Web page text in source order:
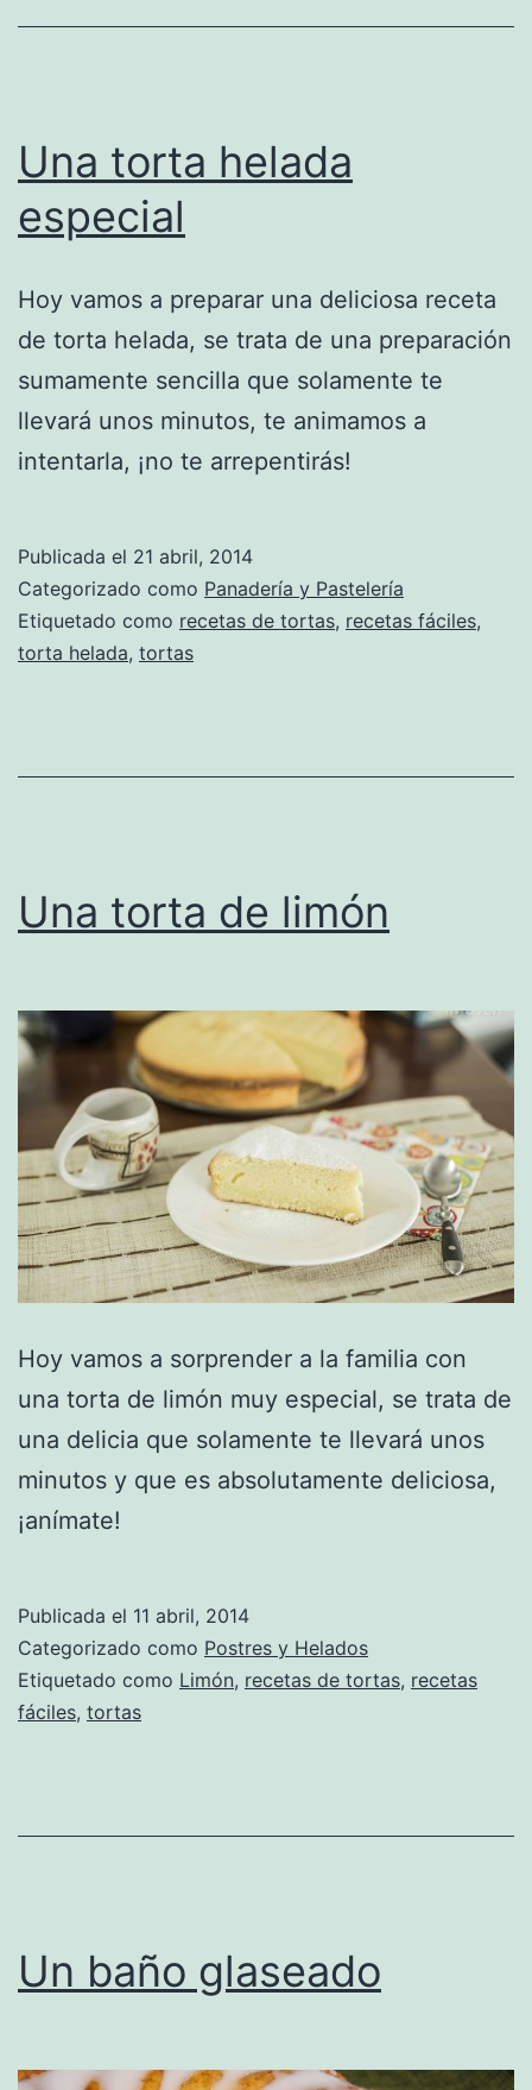
Una torta helada
especial
Hoy vamos a preparar una deliciosa receta
de torta helada, se trata de una preparación
sumamente sencilla que solamente te
llevará unos minutos, te animamos a
intentarla, ¡no te arrepentirás!
Publicada el 21 abril, 2014
Categorizado como Panadería y Pastelería
Etiquetado como recetas de tortas, recetas fáciles,
torta helada, tortas
Una torta de limón
Hoy vamos a sorprender a la familia con
una torta de limón muy especial, se trata de
una delicia que solamente te llevará unos
minutos y que es absolutamente deliciosa,
¡anímate!
Publicada el 11 abril, 2014
Categorizado como Postres y Helados
Etiquetado como Limón, recetas de tortas, recetas
fáciles, tortas
Un baño glaseado